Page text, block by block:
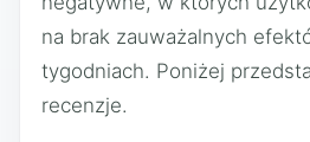
na brak zauważalnych
tygodniach. Poniżej
recenzje.